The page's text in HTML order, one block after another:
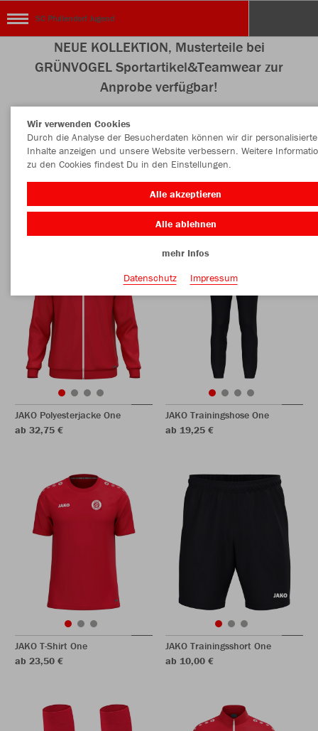
SC Pfullendorf Jugend
NEUE KOLLEKTION, Musterteile bei
GRÜNVOGEL Sportartikel&Teamwear zur
Anprobe verfügbar!
Nachhaltig Farbe
JAKO Polyesterjacke One
ab 32,75 €
JAKO Trainingshose One
ab 19,25 €
JAKO T-Shirt One
ab 23,50 €
JAKO Trainingsshort One
ab 10,00 €
Wir verwenden Cookies
Durch die Analyse der Besucherdaten können wir dir personalisierte
Inhalte anzeigen und unsere Website verbessern. Weitere
zu den Cookies findest Du in den Einstellungen.
Alle akzeptieren
Alle ablehnen
mehr Infos
Datenschutz
Impressum